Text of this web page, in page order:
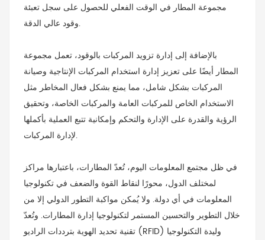
مجموعة المطار في الوقت الفعلي للحصول على سجل تعبئة
وقود عالي الدقة.
بالإضافة إلى إدارة تزويد المركبات بالوقود، تعمل مجموعة
المطار أيضًا على تعزيز إدارة استخدام المركبات الإنتاجية وصيانة
المركبات بشكل شامل، مما يمنع بشكل فعال المخاطر مثل
الاستخدام الخاص للمركبات العامة والمركبات الخاصة، وتحقيق
الرؤية والقدرة على الإدارة والتحكم وإمكانية تتبع العملية بأكملها
لإدارة المركبات.
في ظل مجتمع المعلومات اليوم، تُعدّ المطارات، باعتبارها مراكز
لمختلف الدول، محورًا لنقاط القوة والضعف في تكنولوجيا
المعلومات في أي دولة. ولا يُمكن مواكبة التطور الدولي إلا من
خلال التطوير والتحسين المستمر لتكنولوجيا إدارة المطارات. وتُعدّ
تقنية تحديد الهوية بترددات الراديو (RFID) وليدة التكنولوجيا